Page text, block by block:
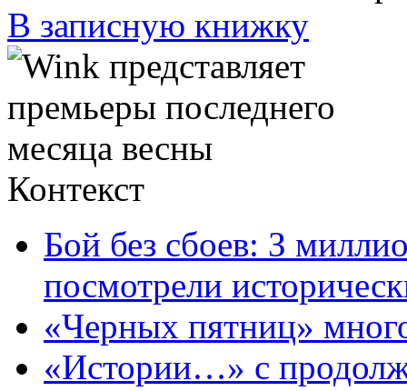
В записную книжку
Контекст
Бой без сбоев: З
посмотрели
«Черных пятниц»
«Истории…» с